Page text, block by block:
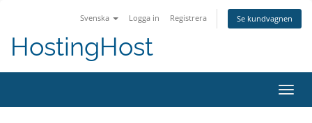
Svenska Logga in Registrera Se kundvagnen
HostingHost
Växla